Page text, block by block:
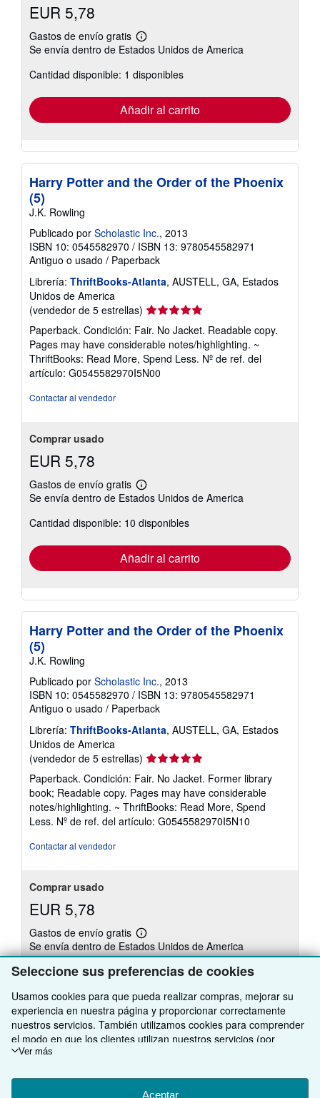
Seleccione sus preferencias de cookies
Usamos cookies para que pueda realizar compras, mejorar su
experiencia en nuestra página y proporcionar correctamente
nuestros servicios. También utilizamos cookies para comprender
el modo en que los clientes utilizan nuestros servicios (por
ejemplo, midiendo las visitas al sitio) y así poder realizar mejoras.
para mostrar contenido relevante en los anuncios y medir el
Ver más
Aceptar
EUR 5,78
Gastos de envío gratis
Más
información
las
tarifas
envío
Se envía dentro de Estados Unidos de America
Cantidad disponible: 1 disponibles
Añadir al carrito
Harry Potter and the Order of the Phoenix
(5)
J.K. Rowling
Publicado por Scholastic Inc., 2013
ISBN 10: 0545582970 / ISBN 13: 9780545582971
Antiguo o usado / Paperback
Librería: ThriftBooks-Atlanta, AUSTELL, GA, Estados
Unidos de America
(vendedor de 5 estrellas) Calificación
del
vendedor:
5
de
5
Paperback. Condición: Fair. No Jacket. Readable copy.
Pages may have considerable notes/highlighting. ~
ThriftBooks: Read More, Spend Less. Nº de ref. del
artículo: G0545582970I5N00
Contactar al vendedor
Comprar usado
EUR 5,78
Gastos de envío gratis
Más
información
las
tarifas
envío
Se envía dentro de Estados Unidos de America
Cantidad disponible: 10 disponibles
Añadir al carrito
Harry Potter and the Order of the Phoenix
(5)
J.K. Rowling
Publicado por Scholastic Inc., 2013
ISBN 10: 0545582970 / ISBN 13: 9780545582971
Antiguo o usado / Paperback
Librería: ThriftBooks-Atlanta, AUSTELL, GA, Estados
Unidos de America
(vendedor de 5 estrellas) Calificación
del
vendedor:
5
de
5
Paperback. Condición: Fair. No Jacket. Former library
book; Readable copy. Pages may have considerable
notes/highlighting. ~ ThriftBooks: Read More, Spend
Less. Nº de ref. del artículo: G0545582970I5N10
Contactar al vendedor
Comprar usado
EUR 5,78
Gastos de envío gratis
Más
información
sobre
las
envío
Se envía dentro de Estados Unidos de America
Cantidad disponible: 1 disponibles
Añadir al carrito
Existen otras46copia(s) de este libro